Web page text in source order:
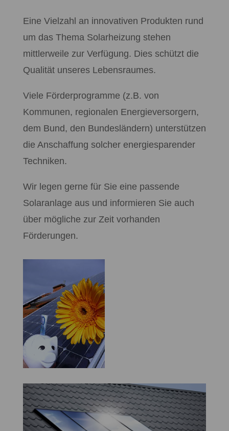
Eine Vielzahl an innovativen Produkten rund
um das Thema Solarheizung stehen
mittlerweile zur Verfügung. Dies schützt die
Qualität unseres Lebensraumes.
Viele Förderprogramme (z.B. von
Kommunen, regionalen Energieversorgern,
dem Bund, den Bundesländern) unterstützen
die Anschaffung solcher energiesparender
Techniken.
Wir legen gerne für Sie eine passende
Solaranlage aus und informieren Sie auch
über mögliche zur Zeit vorhanden
Förderungen.